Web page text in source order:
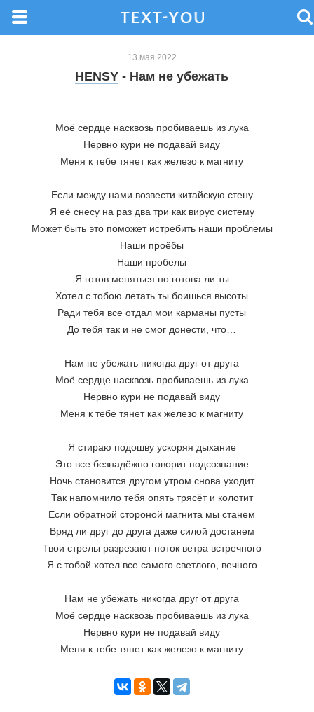
13 мая 2022
HENSY - Нам не убежать
Моё сердце насквозь пробиваешь из лука
Нервно кури не подавай виду
Меня к тебе тянет как железо к магниту
Если между нами возвести китайскую стену
Я её снесу на раз два три как вирус систему
Может быть это поможет истребить наши проблемы
Наши проёбы
Наши пробелы
Я готов меняться но готова ли ты
Хотел с тобою летать ты боишься высоты
Ради тебя все отдал мои карманы пусты
До тебя так и не смог донести, что…
Нам не убежать никогда друг от друга
Моё сердце насквозь пробиваешь из лука
Нервно кури не подавай виду
Меня к тебе тянет как железо к магниту
Я стираю подошву ускоряя дыхание
Это все безнадёжно говорит подсознание
Ночь становится другом утром снова уходит
Так напомнило тебя опять трясёт и колотит
Если обратной стороной магнита мы станем
Вряд ли друг до друга даже силой достанем
Твои стрелы разрезают поток ветра встречного
Я с тобой хотел все самого светлого, вечного
Нам не убежать никогда друг от друга
Моё сердце насквозь пробиваешь из лука
Нервно кури не подавай виду
Меня к тебе тянет как железо к магниту